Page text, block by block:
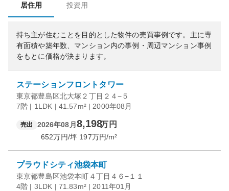
居住用 投資用
持ち主が住むことを目的とした物件の売買事例です。 主に専
有面積や築年数、マンション内の事例・周辺マンション事例
をもとに価格が決まります。
ステーションフロントタワー
東京都豊島区北大塚２丁目２４−５
7階 | 1LDK | 41.57m² | 2000年08月
売出 2026年08月 8,198万円
652万円/坪 197万円/m²
プラウドシティ池袋本町
東京都豊島区池袋本町４丁目４６−１１
4階 | 3LDK | 71.83m² | 2011年01月